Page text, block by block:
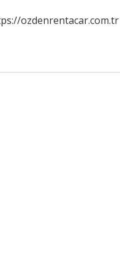
ozdenrentacar.com.tr